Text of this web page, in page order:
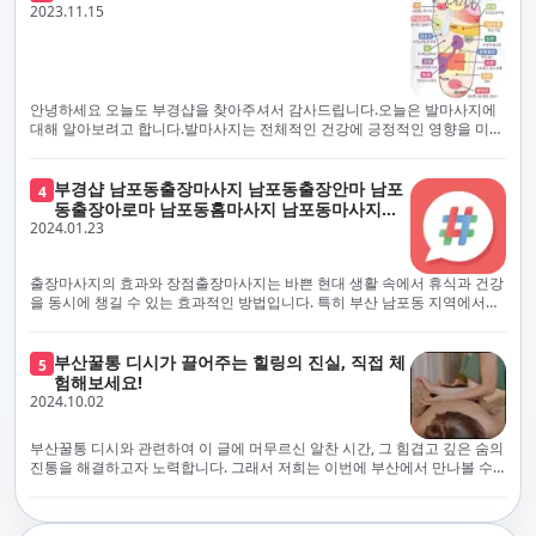
선택하는 것이 중요합니다.부산에서 러시아 홈케어를 전문으로 하는 부경샵
은, 항상 후불제로 운영하면서 청결과 안전을 가장 중요하게 여깁니다. 부산
에서 진정으로 즐거운 부산 러시아 홈케어 경험을 해보시길 바랍니다. 그렇
죠, 부경샵은 선입금을 요구하지 않아요. 부산 러시아 홈케어를 선택하기 전
에, 주의해야 할 사항들을 반드시 확인해 보세요. 선입금 관련 사기에는 항상
조심해야 합니다. 070으로 시작하는 인터넷 전화나 텔레그램 같은 메시지
앱에만 의존하는 업체는 특히 더 조심해 주세요. 이런 경우, 선입금을 하지
부경샵은 부산 출장 후불제 서비스를 모범적으로 운영하고 있으며, 명성을
악용하는 사기 업체로부터 발생할 수 있는 모든 부정행위와 간접적인 피해
를 방지하기 위해 노력하고 있어요. 만약 부경샵 을 사칭하며 선불 결제를 요
구하는 마사지 서비스를 발견하신다면, 그런 곳은 피하시고 저희에게 알려
주세요.부경샵에서는 모든 서비스가 관리사가 도착한 후에 결제하는 걸 기
본으로 해요. 부경샵은 부산에서 부산 러시아 홈케어를 전문으로 하며,
100% 후불제를 거래의 기본으로 삼고 있어요. 왜 부경샵이 특별한지 궁금하
시죠? 여기서만 느낄 수 있는 특별한 경험을 소개합니다! 부경샵과 함께라면
험을 제공해요. 준비하신 모든 것에 놀랄 준비를 하세요. 부경샵은 오랜 시간
동안 지역에서 최고의 출장업체가 되겠다는 하나의 신념으로 노력해 왔어
요.부경샵의 전통적인 서비스로, 단 한 순간도 낭비하지 않고 쌓인 피로를 풀
어드릴 거예요. 비가 오든 눈이 오든, 어디에 계시든 부경샵이 찾아가 도와드
릴게요. 부경샵의 서비스는 부산의 모든 곳, 집이든 모텔이든 호텔이든 오피
스텔이든 아파트든, 여러분을 위해 준비되어 있어요.부경샵 지역에서 가장
멀리까지 다니며, 편리함을 최우선으로 생각해요. 빠르고 효율적인 운영 시
게 조절되어, 진정한 에너지 회복을 경험하실 수 있어요.부경샵은 부산에서
전문적으로 훈련된 관리사를 다수 보유하고 있음을 자랑스럽게 여깁니다.
현대 사회의 불확실성 속에서, 부경샵은 안전을 최우선으로 여기며, 이를 위
해 100% 후불제 시행은 물론, 코로나19 상황에서도 관리사들의 건강 진단
업체에 대해서는 경계하는 것이 중요합니다. 부경샵의 접근 방식과 정책은
인천에서의 안전하고 신뢰할 수 있는 고품질 마사지 경험을 집앞에서 제공
하기 위해 고안되었습니다. 부경샵은 부산 일본인 홈케어 서비스를 전문으
로 하며, 항상 고객님의 편의와 안전을 최우선으로 고려하여 후불제 시스템
거운 마사지 경험을 보장합니다. 부경샵의 서비스는 선입금 없이 이용 가능
한 부산 일본인 홈케어로, 선입금 요구 없이 서비스를 제공함으로써 고객님
의 신뢰를 최우선으로 합니다. 이용 전 주의사항을 꼼꼼히 확인하시고, 선입
금 사기로부터 자신을 보호하는 것이 중요합니다. 부산 일본인 홈케어 서비
스를 찾으실 때는 070으로 시작하는 인터넷 전화번호나 텔레그램과 같은 메
시징 플랫폼만을 이용하는 업체에 주의해야 합니다. 이러한 서비스는 선지
급 없이 이용할 수 있어야 하며, 부경샵은 이러한 걱정 없이 안전하고 신뢰할
수 있는 서비스를 제공합니다. 부경샵은 부산 일본인 홈케어 후불제의 모범
적인 피해가 발생하지 않도록 지속적으로 노력하고 있습니다. 부경샵을 사
칭하여 선불 결제를 요구하는 마사지 서비스에 대해서는 각별한 주의가 필
요합니다. '부경샵'은 관리사의 도착 이후에 결제가 이루어지는 후불제를
기본 원칙으로 하는 부산 일본인 홈케어 전문 업체입니다. 이 운영 방식은 고
객님의 신뢰를 최우선으로 여기며, 모든 코스에서 100% 후불제를 시행하고
있습니다. 왜 부경샵이 부산에서 특별한지, 그 이유를 알려드리겠습니다.
여기서는 단순한 부산 일본인 홈케어 서비스를 넘어서, 비교 불가한 경험을
러분을 기다리고 있으니, 준비되셨나요? 부경샵은 오랜 시간 동안 지역 최
2023.11.15
안녕하세요 오늘도 부경샵을 찾아주셔서 감사드립니다.오늘은 발마사지에
대해 알아보려고 합니다.발마사지는 전체적인 건강에 긍정적인 영향을 미칠
명하겠습니다.근육 이완과 피로 완화: 발마사지는 발 아치, 발가락, 발등 등
에 위치한 다양한 근육을 이완시키는 효과가 있습니다. 일상적인 활동이나
장시간의 서있는 자세로 인해 긴장된 발 근육을 느슨하게 만들어주어 편안
함을 제공합니다. 이는 근육의 유연성을 향상시키고 근육의 혈액순환을 촉
진하는 데 도움이 됩니다.혈액순환 개선: 발마사지는 혈액순환을 촉진하는
데 기여합니다. 마사지로 근육과 혈관이 이완되면 혈액이 더 원활하게 흐르
게 되어 세포와 조직에 산소와 영양소가 빠르게 공급됩니다. 이는 세포의 기
장된 근육과 신경을 완화시켜 스트레스를 감소시킵니다. 발에는 다양한 신
경과 결절이 모여있어, 발마사지를 통해 이를 자극함으로써 정신적인 편안
함을 제공하는데 도움이 됩니다. 이는 스트레스 호르몬의 감소와 함께 심신
의 안정을 촉진합니다.면역 시스템 강화: 정기적인 발마사지는 면역 시스템
의 활동을 촉진하여 감염 및 질병에 대한 저항력을 향상시킬 수 있습니다. 마
사지는 림프순환을 촉진하고 세포 배출물을 제거함으로써 면역 시스템을 지
원합니다.숙면 유도: 발마사지는 긴장된 근육과 신경을 완화시켜 수면에 도
특정 포인트를 자극함으로써 소화 기능을 개선하는데 도움이 될 수 있습니
4 부경샵 남포동출장마사지 남포동출장안마 남포
동출장아로마 남포동홈마사지 남포동마사지출
장
2024.01.23
출장마사지의 효과와 장점출장마사지는 바쁜 현대 생활 속에서 휴식과 건강
을 동시에 챙길 수 있는 효과적인 방법입니다. 특히 부산 남포동 지역에서
와 신체적, 정신적 피로를 효과적으로 완화합니다. 전문 마사지사의 숙련된
손길은 긴장된 근육을 이완시키고, 스트레스 호르몬 수치를 감소시켜 마음
의 안정을 가져다 줍니다. 이는 일상의 업무 효율성을 높이고, 전반적인 삶의
질을 향상시키는 데 기여합니다.근육 이완과 유연성 향상:꾸준한 출장마사
지는 근육의 긴장과 경직을 해소하고 유연성을 향상시킵니다. 이는 운동 성
능을 개선하고, 근골격계 문제 및 부상 예방에 도움이 됩니다. 또한, 규칙적
인 마사지는 자세 개선에도 긍정적인 영향을 미칩니다.혈액 순환 촉진과 신
촉진합니다. 이는 신진대사를 활성화하고, 독소 배출을 돕습니다. 결과적으
5 부산꿀통 디시가 끌어주는 힐링의 진실, 직접 체
험해보세요!
2024.10.02
부산꿀통 디시와 관련하여 이 글에 머무르신 알찬 시간, 그 힘겹고 깊은 숨의
진통을 해결하고자 노력합니다. 그래서 저희는 이번에 부산에서 만나볼 수
그 해결책을 찾는 것이 어려운 상황을 맞이하는 경우가 많습니다. 부산꿀통